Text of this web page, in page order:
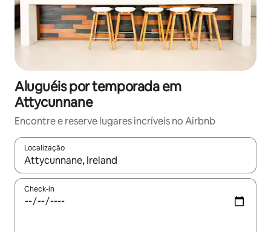
Aluguéis por temporada em
Attycunnane
Encontre e reserve lugares incríveis no Airbnb
Localização
Quando os resultados estiverem disponíveis, explore-os
Check-in